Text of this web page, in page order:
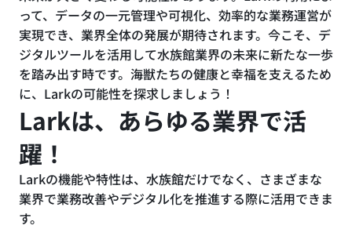
って、データの一元管理や可視化、効率的な業務運営が
実現でき、業界全体の発展が期待されます。今こそ、デ
ジタルツールを活用して水族館業界の未来に新たな一歩
を踏み出す時です。海獣たちの健康と幸福を支えるため
に、Larkの可能性を探求しましょう！
Larkは、あらゆる業界で活
躍！
Larkの機能や特性は、水族館だけでなく、さまざまな
業界で業務改善やデジタル化を推進する際に活用できま
す。